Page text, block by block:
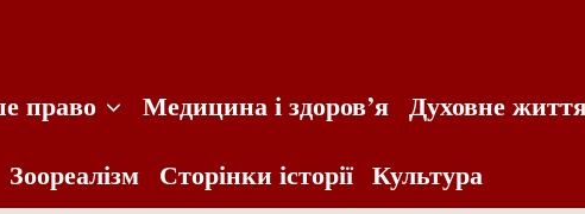
право Медицина і здоров’я Духовне
Зоореалізм Сторінки історії Культура